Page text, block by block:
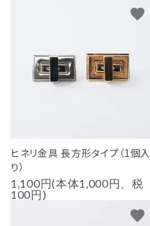
お問い合わせ
ヒネリ金具 長方形タイプ（1個入
り）
1,100円(本体1,000円、税
100円)
favorite
favorite